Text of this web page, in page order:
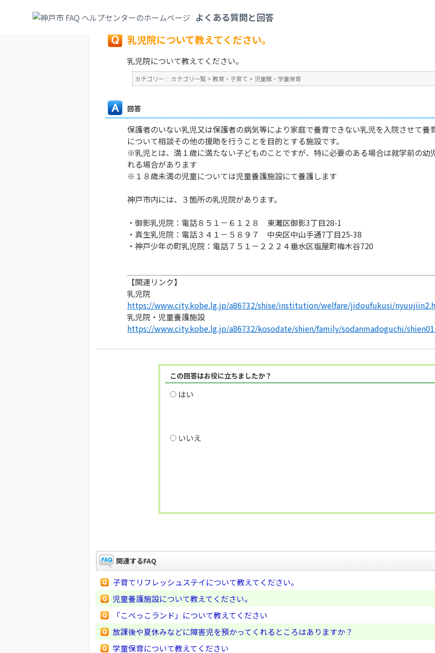
よくある質問と回答
戻る
乳児院について教えてください。
乳児院について教えてください。
カテゴリー : カテゴリ一覧 > 教育・子育て > 児童館・学童保育
回答
保護者のいない乳児又は保護者の病気等により家庭で養育できない乳児を入院させて養
について相談その他の援助を行うことを目的とする施設です。
※乳児とは、満１歳に満たない子どものことですが、特に必要のある場合は就学前の幼
れる場合があります
※１８歳未満の児童については児童養護施設にて養護します
神戸市内には、３箇所の乳児院があります。
・御影乳児院：電話８５１－６１２８ 東灘区御影3丁目28-1
・真生乳児院：電話３４１－５８９７ 中央区中山手通7丁目25-38
・神戸少年の町乳児院：電話７５１－２２２４垂水区塩屋町梅木谷720
【関連リンク】
乳児院
https://www.city.kobe.lg.jp/a86732/shise/institution/welfare/jidoufukusi/
乳児院・児童養護施設
https://www.city.kobe.lg.jp/a86732/kosodate/shien/family/sodanmadoguchi/
この回答はお役に立ちましたか？
はい
いいえ
関連するFAQ
子育てリフレッシュステイについて教えてください。
児童養護施設について教えてください。
「こべっこランド」について教えてください
放課後や夏休みなどに障害児を預かってくれるところはありますか？
学童保育について教えてください